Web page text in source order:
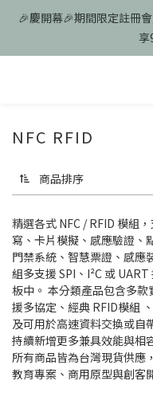
🎉慶開幕🎉期間限定註冊
享
🎉慶開幕🎉期間限定註冊
享
歡迎光臨瑪可希維，本
🎉慶開幕🎉期間限定註冊
NFC RFID
商品排序
精選各式 NFC / RFID 模組
寫、卡片模擬、感應驗證、
門禁系統、智慧票證、感應
組多支援 SPI、I²C 或
板中。 本分類產品包含多
援多協定、經典 RFID模組
及可用於高速資料交換或自
持續新增更多兼具效能與相
所有商品皆為台灣現貨供應
教育專案、商用原型與創客